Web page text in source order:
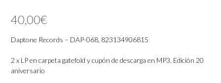
40,00€
Daptone Records – DAP-068, 823134906815
2 x LP en carpeta gatefold y cupón de descarga en MP3. Edición 20
aniversario